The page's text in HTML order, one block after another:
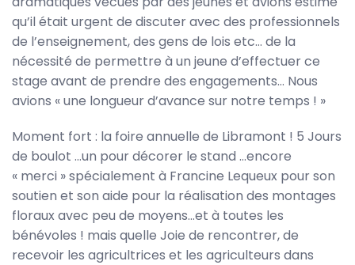
qu’il était urgent de discuter avec des professionnels
de l’enseignement, des gens de lois etc… de la
nécessité de permettre à un jeune d’effectuer ce
stage avant de prendre des engagements… Nous
avions « une longueur d’avance sur notre temps ! »
Moment fort : la foire annuelle de Libramont ! 5 Jours
de boulot …un pour décorer le stand …encore
« merci » spécialement à Francine Lequeux pour son
soutien et son aide pour la réalisation des montages
floraux avec peu de moyens…et à toutes les
bénévoles ! mais quelle Joie de rencontrer, de
recevoir les agricultrices et les agriculteurs dans